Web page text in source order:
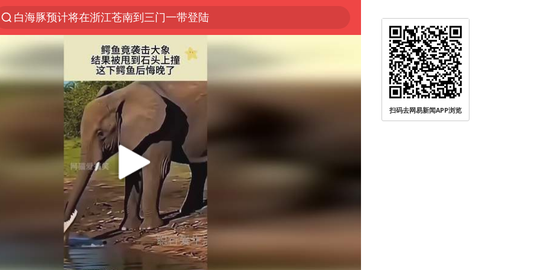
白海豚预计将在浙江苍南到三门一带登陆
今日15时起福州地铁高架区段停运
国足U17与阿森纳决赛取消 并列冠军
王艺迪2-4不敌张本美和止步4强
上海有出现龙卷潜势
白海豚5次眼壁置换
王艺迪无缘横滨赛决赛
2025年小学教师减少13.19万
《披荆斩棘》阵容官宣
白海豚或提早3小时登陆
上海大部迎大暴雨
扫码去网易新闻APP浏览